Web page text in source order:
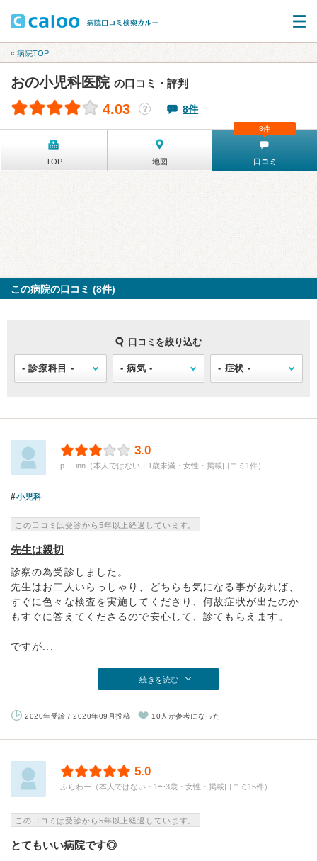
« 病院TOP
おの小児科医院 の口コミ・評判
4.03 ？ 8件
TOP 地図 口コミ
8件
この病院の口コミ (8件)
口コミを絞り込む
3.0
p----inn（本人ではない・1歳未満・女性・掲載口コミ1件）
小児科
この口コミは受診から5年以上経過しています。
先生は親切
診察の為受診しました。
先生はお二人いらっしゃり、どちらも気になる事があれば、
すぐに色々な検査を実施してくださり、何故症状が出たのか
もすぐに答えてくださるので安心して、診てもらえます。
ですが...
続きを読む
2020年受診 / 2020年09月投稿 10人が参考になった
5.0
ふらわー（本人ではない・1〜3歳・女性・掲載口コミ15件）
この口コミは受診から5年以上経過しています。
とてもいい病院です◎